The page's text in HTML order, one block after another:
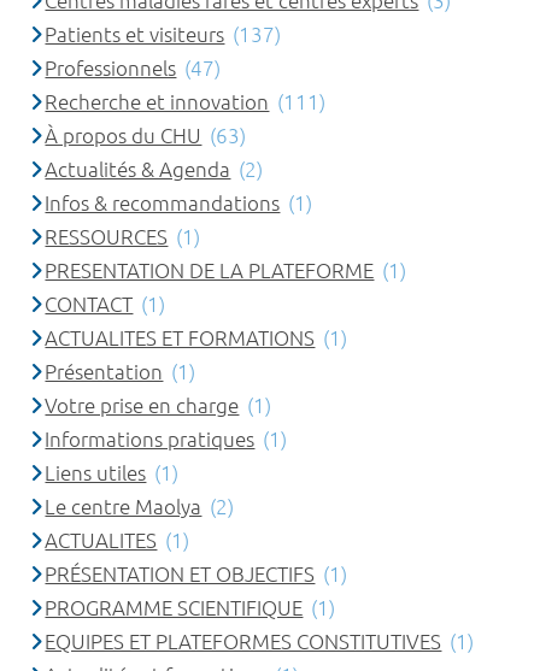
Patients et visiteurs (137)
Professionnels (47)
Recherche et innovation (111)
À propos du CHU (63)
Actualités & Agenda (2)
Infos & recommandations (1)
RESSOURCES (1)
PRESENTATION DE LA PLATEFORME (1)
CONTACT (1)
ACTUALITES ET FORMATIONS (1)
Présentation (1)
Votre prise en charge (1)
Informations pratiques (1)
Liens utiles (1)
Le centre Maolya (2)
ACTUALITES (1)
PRÉSENTATION ET OBJECTIFS (1)
PROGRAMME SCIENTIFIQUE (1)
EQUIPES ET PLATEFORMES CONSTITUTIVES (1)